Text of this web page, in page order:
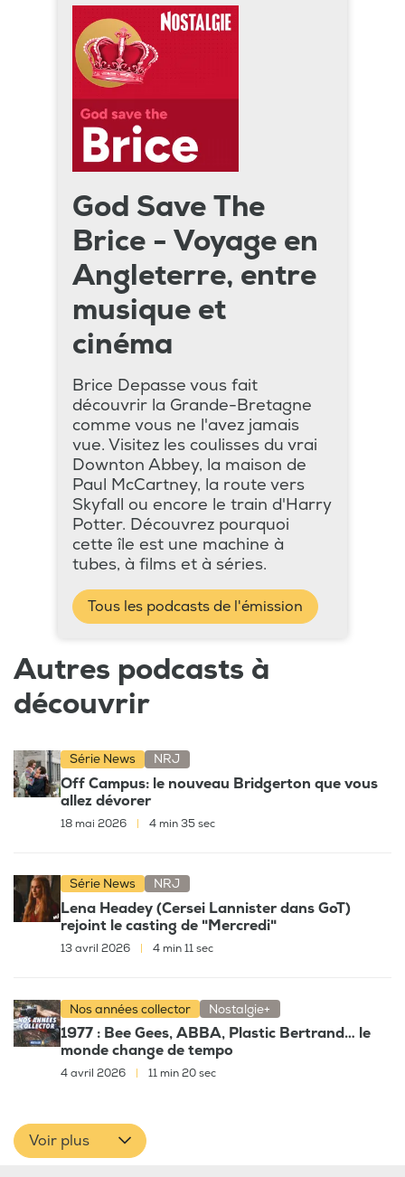
God Save The
Brice - Voyage en
Angleterre, entre
musique et
cinéma
Brice Depasse vous fait
découvrir la Grande-Bretagne
comme vous ne l'avez jamais
vue. Visitez les coulisses du vrai
Downton Abbey, la maison de
Paul McCartney, la route vers
Skyfall ou encore le train d'Harry
Potter. Découvrez pourquoi
cette île est une machine à
tubes, à films et à séries.
Tous les podcasts de l'émission
Autres podcasts à
découvrir
Série News NRJ
Off Campus: le nouveau Bridgerton que vous
allez dévorer
18 mai 2026 4 min 35 sec
Série News NRJ
Lena Headey (Cersei Lannister dans GoT)
rejoint le casting de "Mercredi"
13 avril 2026 4 min 11 sec
Nos années collector Nostalgie+
1977 : Bee Gees, ABBA, Plastic Bertrand… le
monde change de tempo
4 avril 2026 | 11 min 20 sec
Voir plus